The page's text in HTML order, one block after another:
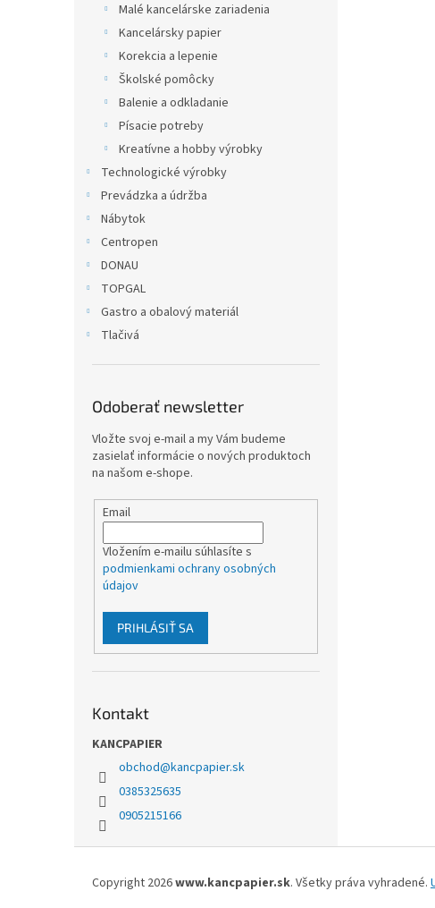
Malé kancelárske zariadenia
Kancelársky papier
Korekcia a lepenie
Školské pomôcky
Balenie a odkladanie
Písacie potreby
Kreatívne a hobby výrobky
Technologické výrobky
Prevádzka a údržba
Nábytok
Centropen
DONAU
TOPGAL
Gastro a obalový materiál
Tlačivá
Odoberať newsletter
Vložte svoj e-mail a my Vám budeme
zasielať informácie o nových produktoch
na našom e-shope.
Email
Vložením e-mailu súhlasíte s
podmienkami ochrany osobných
údajov
PRIHLÁSIŤ SA
Kontakt
KANCPAPIER
obchod@kancpapier.sk
0385325635
0905215166
Copyright 2026www.kancpapier.sk. Všetky práva vyhradené.